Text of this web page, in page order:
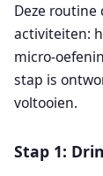
Deze
activiteiten:
micro-
stap is
voltooien.
Stap 1: